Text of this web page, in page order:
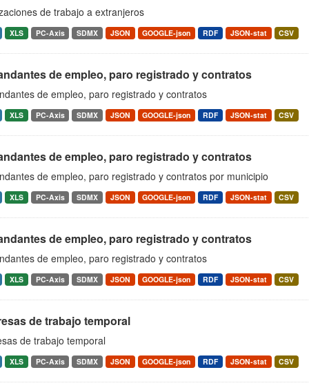
de trabajo a extranjeros
XLS PC-Axis SDMX JSON GOOGLE-json RDF JSON-stat CSV
de empleo, paro registrado y contratos
de empleo, paro registrado y contratos
XLS PC-Axis SDMX JSON GOOGLE-json RDF JSON-stat CSV
de empleo, paro registrado y contratos
de empleo, paro registrado y contratos por municipio
XLS PC-Axis SDMX JSON GOOGLE-json RDF JSON-stat CSV
de empleo, paro registrado y contratos
de empleo, paro registrado y contratos
XLS PC-Axis SDMX JSON GOOGLE-json RDF JSON-stat CSV
de trabajo temporal
de trabajo temporal
XLS PC-Axis SDMX JSON GOOGLE-json RDF JSON-stat CSV